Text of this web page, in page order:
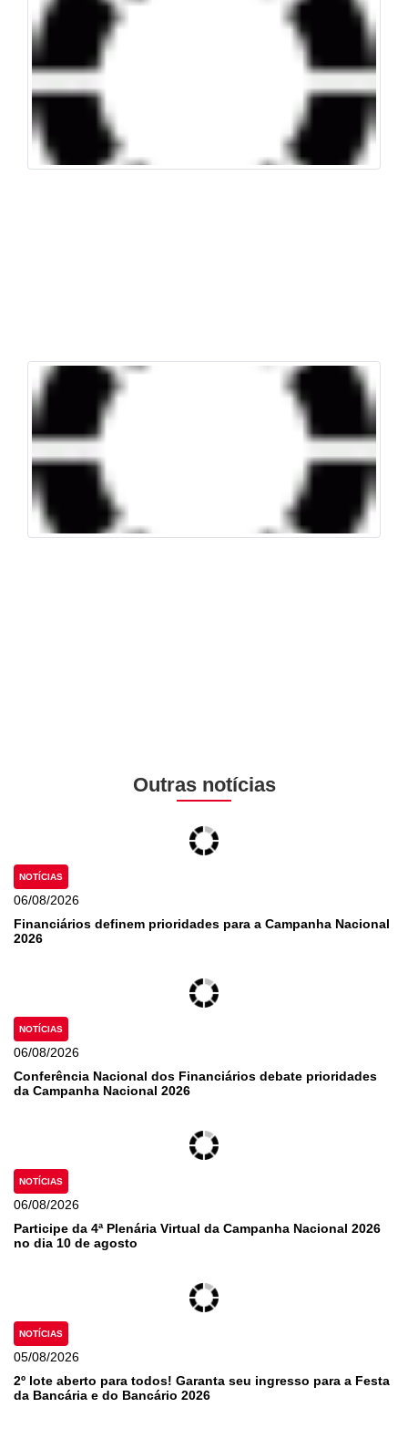
Outras notícias
NOTÍCIAS
06/08/2026
Financiários definem prioridades para a Campanha Nacional
2026
NOTÍCIAS
06/08/2026
Conferência Nacional dos Financiários debate prioridades
da Campanha Nacional 2026
NOTÍCIAS
06/08/2026
Participe da 4ª Plenária Virtual da Campanha Nacional 2026
no dia 10 de agosto
NOTÍCIAS
05/08/2026
2º lote aberto para todos! Garanta seu ingresso para a Festa
da Bancária e do Bancário 2026